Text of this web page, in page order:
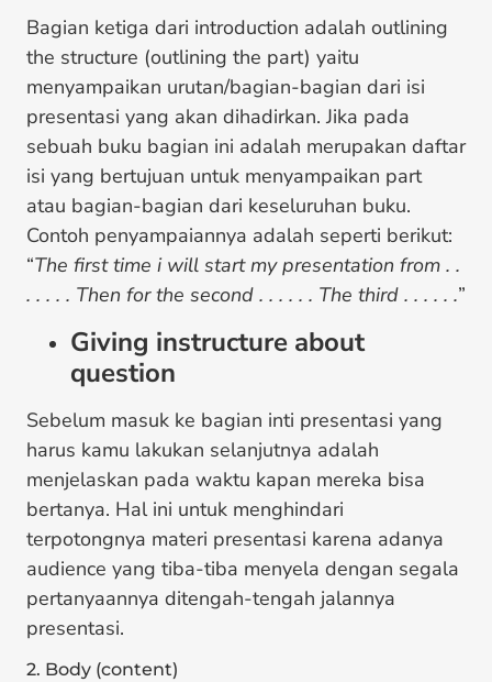
Bagian ketiga dari introduction adalah outlining
the structure (outlining the part) yaitu
menyampaikan urutan/bagian-bagian dari isi
presentasi yang akan dihadirkan. Jika pada
sebuah buku bagian ini adalah merupakan daftar
isi yang bertujuan untuk menyampaikan part
atau bagian-bagian dari keseluruhan buku.
Contoh penyampaiannya adalah seperti berikut:
“The first time i will start my presentation from . .
. . . . . Then for the second . . . . . . The third . . . . . .”
Giving instructure about
question
Sebelum masuk ke bagian inti presentasi yang
harus kamu lakukan selanjutnya adalah
menjelaskan pada waktu kapan mereka bisa
bertanya. Hal ini untuk menghindari
terpotongnya materi presentasi karena adanya
audience yang tiba-tiba menyela dengan segala
pertanyaannya ditengah-tengah jalannya
presentasi.
2. Body (content)